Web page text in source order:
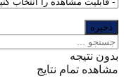
بدون نتیجه
مشاهده تمام نتایج